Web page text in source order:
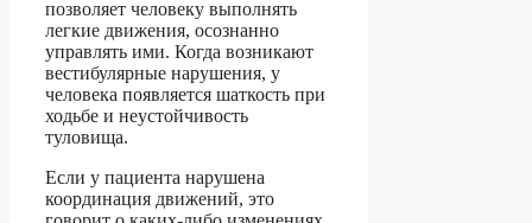
позволяет человеку выполнять
легкие движения, осознанно
управлять ими. Когда возникают
вестибулярные нарушения, у
человека появляется шаткость при
ходьбе и неустойчивость
туловища.
Если у пациента нарушена
координация движений, это